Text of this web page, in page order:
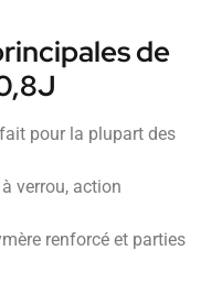
de
pour la plupart des
verrou, action
renforcé et parties